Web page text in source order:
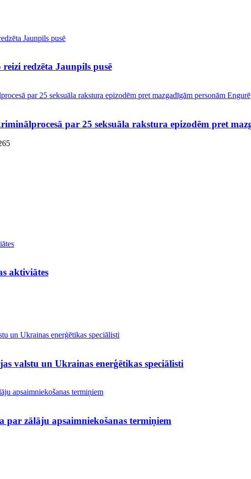
redzēta Jaunpils pusē
par 25 seksuāla rakstura epizodēm pret
5
aktiviātes
valstu un Ukrainas enerģētikas speciālisti
par zālāju apsaimniekošanas termiņiem